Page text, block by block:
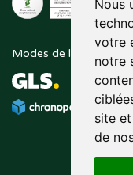
Nous
votre
notre
site
de
Modes de livraison